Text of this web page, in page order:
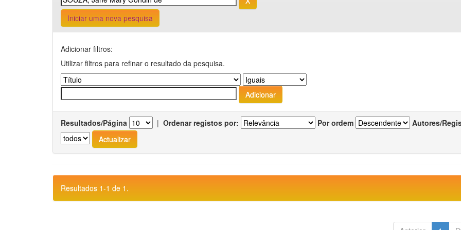
Iniciar uma nova pesquisa
Adicionar filtros:
Utilizar filtros para refinar o resultado da pesquisa.
Resultados/Página | Ordenar registos por: Por ordem Autores/
Resultados 1-1 de 1.